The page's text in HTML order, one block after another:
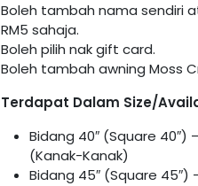
Boleh tambah nama sendiri
RM5 sahaja.
Boleh pilih nak gift card.
Boleh tambah awning Moss
Terdapat Dalam Size/
Bidang 40″ (Square 40″)
(Kanak-Kanak)
Bidang 45″ (Square 45″)